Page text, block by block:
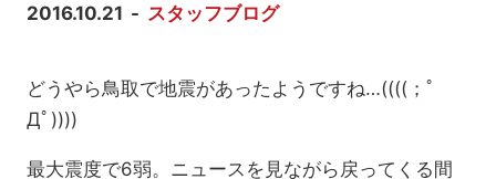
2016.10.21 スタッフブログ
どうやら鳥取で地震があったようですね…((((；ﾟ
Дﾟ))))
最大震度で6弱。ニュースを見ながら戻ってくる間